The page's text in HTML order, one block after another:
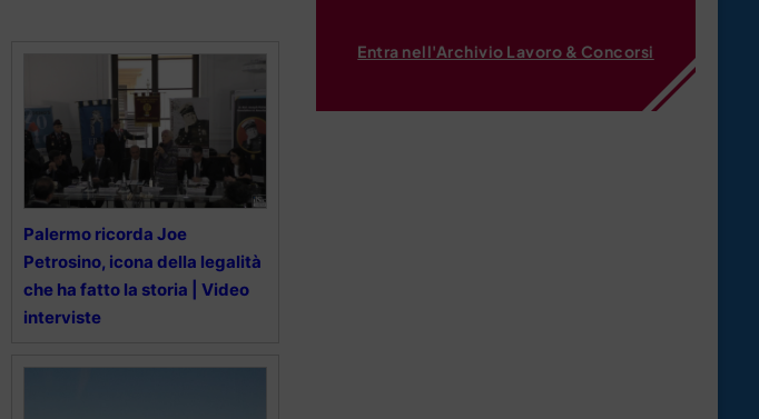
Palermo ricorda Joe
Petrosino, icona della legalità
che ha fatto la storia | Video
interviste
Entra nell'Archivio Lavoro & Concorsi